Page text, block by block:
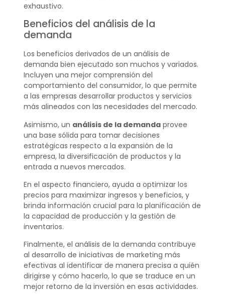
exhaustivo.
Beneficios del análisis de la
demanda
Los beneficios derivados de un análisis de
demanda bien ejecutado son muchos y variados.
Incluyen una mejor comprensión del
comportamiento del consumidor, lo que permite
a las empresas desarrollar productos y servicios
más alineados con las necesidades del mercado.
Asimismo, un análisis de la demandaprovee
una base sólida para tomar decisiones
estratégicas respecto a la expansión de la
empresa, la diversificación de productos y la
entrada a nuevos mercados.
En el aspecto financiero, ayuda a optimizar los
precios para maximizar ingresos y beneficios, y
brinda información crucial para la planificación de
la capacidad de producción y la gestión de
inventarios.
Finalmente, el análisis de la demanda contribuye
al desarrollo de iniciativas de marketing más
efectivas al identificar de manera precisa a quién
dirigirse y cómo hacerlo, lo que se traduce en un
mejor retorno de la inversión en esas actividades.